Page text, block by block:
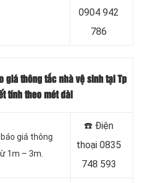
0904 942
786
giá thông tắc nhà vệ sinh tại Tp
tính theo mét dài
giá thông
1m – 3m.
☎️ Điện
thoại 0835
748 593